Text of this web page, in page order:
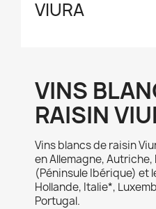
VIURA
VINS
RAISIN
Vins blancs de raisin
en Allemagne,
(Péninsule Ibérique) et
Hollande, Italie*,
Portugal.